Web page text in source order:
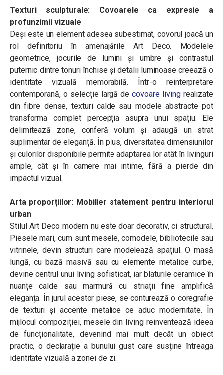
Texturi sculpturale: Covoarele ca expresie a
profunzimii vizuale
Deși este un element adesea subestimat, covorul joacă un
rol definitoriu în amenajările Art Deco. Modelele
geometrice, jocurile de lumini și umbre și contrastul
puternic dintre tonuri închise și detalii luminoase creează o
identitate vizuală memorabilă. Într-o reinterpretare
contemporană, o selecție largă decovoare livingrealizate
din fibre dense, texturi calde sau modele abstracte pot
transforma complet percepția asupra unui spațiu. Ele
delimitează zone, conferă volum și adaugă un strat
suplimentar de eleganță. În plus, diversitatea dimensiunilor
și culorilor disponibile permite adaptarea lor atât în livinguri
ample, cât și în camere mai intime, fără a pierde din
impactul vizual.
Arta proporțiilor: Mobilier statement pentru interiorul
urban
Stilul Art Deco modern nu este doar decorativ, ci structural.
Piesele mari, cum sunt mesele, comodele, bibliotecile sau
vitrinele, devin structuri care modelează spațiul. O masă
lungă, cu bază masivă sau cu elemente metalice curbe,
devine centrul unui living sofisticat, iar blaturile ceramice în
nuanțe calde sau marmură cu striații fine amplifică
eleganța. În jurul acestor piese, se conturează o coregrafie
de texturi și accente metalice ce aduc modernitate. În
mijlocul compoziției, mesele din living reinventează ideea
de funcționalitate, devenind mai mult decât un obiect
practic, o declarație a bunului gust care susține întreaga
identitate vizuală a zonei de zi.